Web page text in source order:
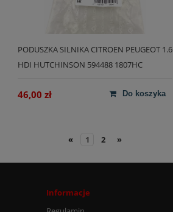
PODUSZKA SILNIKA CITROEN PEUGEOT 1.6
HDI HUTCHINSON 594488 1807HC
46,00 zł do koszyka
« 1 2 »
Informacje